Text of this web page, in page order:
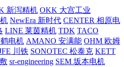
新泻精机 OKK 大宫工业
NewEra 新时代 CENTER 相原电
LINE 莱茵精机 TDK TACO
电机 AMANO 安满能 OHM 欧姆
川铁 SONOTEC 松泰克 KETT
sr-engineering SEM 坂本电机